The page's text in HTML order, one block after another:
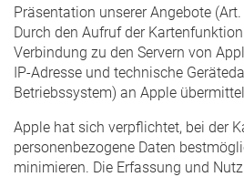
Präsentation unserer Angebote
Durch den Aufruf der
Verbindung zu den Servern von
IP-Adresse und technische
Betriebssystem) an Apple
Apple hat sich verpflichtet, bei der
personenbezogene Daten
minimieren. Die Erfassung und